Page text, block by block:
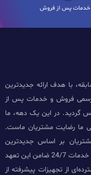
خدمات پس از فروش
با هدف ارائه جدیدترین
رسمی فروش و خدمات پس از
گردید. در این یک دهه، ما
ما رضایت مشتریان ماست.
بر اساس جدیدترین
فناوری‌ها، تأمین و عرضه کالای باکیفیت و ارائه خدمات 24/7 ضامن این تعهد
از تجهیزات پیشرفته از